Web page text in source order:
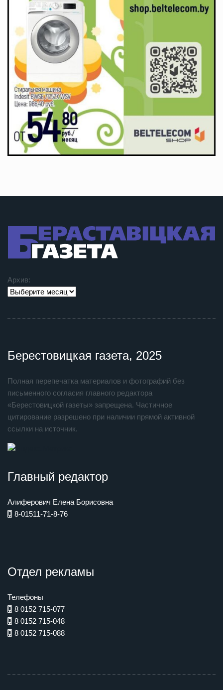
Архив:
Берестовицкая газета, 2025
Полная перепечатка материалов и фотографий без
письменного согласия главного редактора
«Берестовицкой газеты» запрещена. Частичное
цитирование разрешено при наличии прямой активной
ссылки на источник.
Главный редактор
Алиферович Елена Борисовна
8-01511-71-8-76
Отдел рекламы
Телефоны
8 0152 715-077
8 0152 715-048
8 0152 715-088